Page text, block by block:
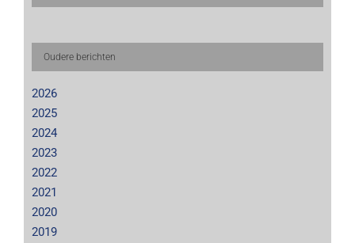
Oudere berichten
2026
2025
2024
2023
2022
2021
2020
2019